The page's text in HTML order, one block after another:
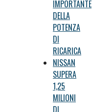
IMPORTANTE
DELLA
POTENZA
DI
RICARICA
NISSAN
SUPERA
1,25
MILIONI
DI